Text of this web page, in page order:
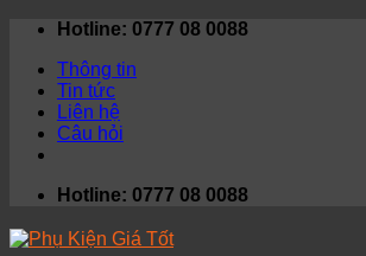
Skip
content
Hotline: 0777 08 0088
Thông tin
Tin tức
Liên hệ
Câu hỏi
Hotline: 0777 08 0088